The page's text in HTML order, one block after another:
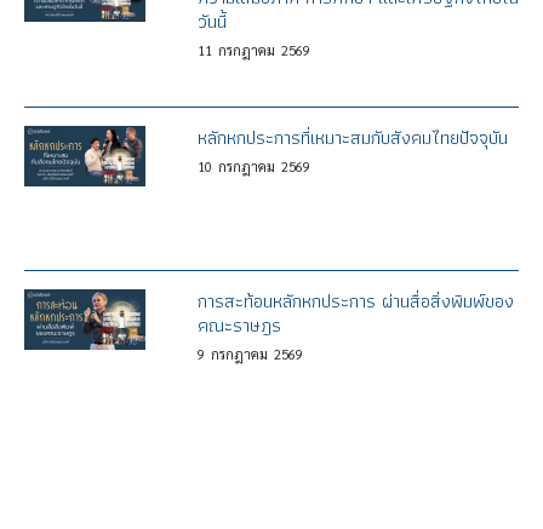
วันนี้
11 กรกฎาคม 2569
หลักหกประการที่เหมาะสมกับสังคมไทยปัจจุบัน
10 กรกฎาคม 2569
การสะท้อนหลักหกประการ ผ่านสื่อสิ่งพิมพ์ของ
คณะราษฎร
9 กรกฎาคม 2569